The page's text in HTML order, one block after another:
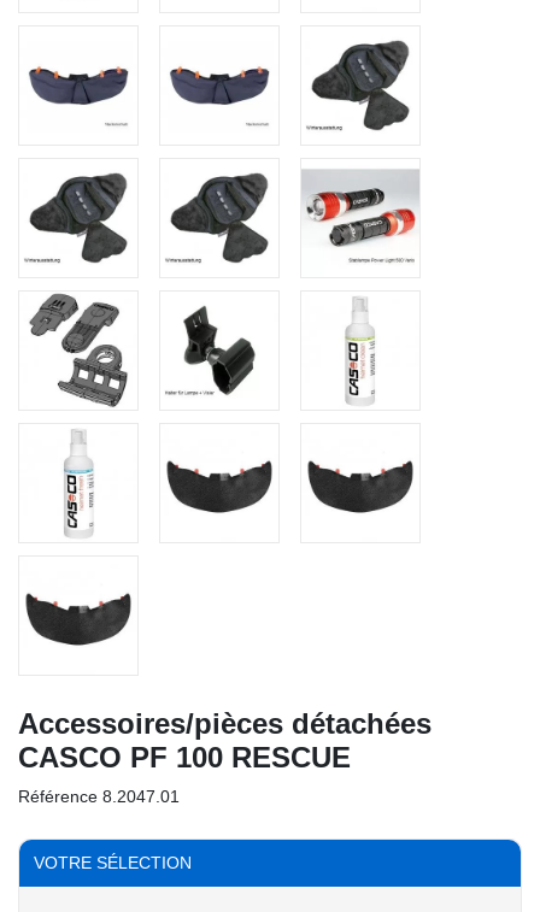
Accessoires/pièces détachées
CASCO PF 100 RESCUE
Référence 8.2047.01
VOTRE SÉLECTION